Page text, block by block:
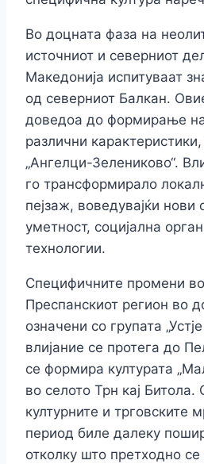
Во доцната фаза на
источниот и северниот
Македонија испитуваат
од северниот Балкан.
доведоа до формирање
различни
„Ангелци-Зелениково“.
го трансформирало
пејзаж, воведувајќи нови
уметност, социјална
технологии.
Специфичните промени
Преспанскиот регион во
означени со групата
влијание се протега до
се формира културата
во селото Трн кај
културните и трговските
период биле далеку
отколку што претходно